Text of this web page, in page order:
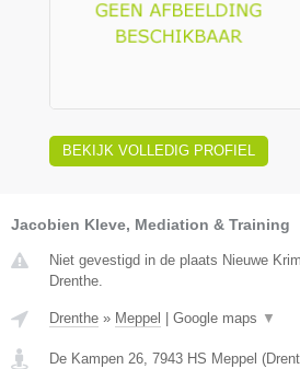
BEKIJK VOLLEDIG PROFIEL
Jacobien Kleve, Mediation & Training
Niet gevestigd in de plaats Nieuwe
Drenthe.
Drenthe » Meppel Google maps ▼
De Kampen 26, 7943 HS Meppel (